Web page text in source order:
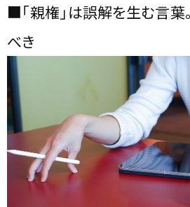
■「親権」は誤解を生む言葉
べき